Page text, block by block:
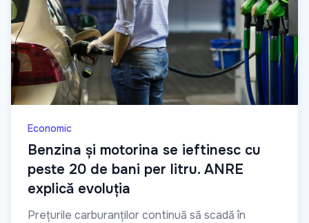
Economic
Benzina și motorina se ieftinesc cu
peste 20 de bani per litru. ANRE
explică evoluția
Prețurile carburanților continuă să scadă în